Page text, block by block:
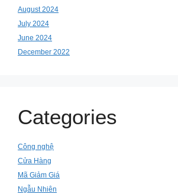
August 2024
July 2024
June 2024
December 2022
Categories
Công nghệ
Cửa Hàng
Mã Giảm Giá
Ngẫu Nhiên